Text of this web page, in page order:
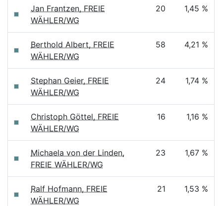
Jan Frantzen, FREIE
WÄHLER/WG
20 1,45 %
Berthold Albert, FREIE
WÄHLER/WG
58 4,21 %
Stephan Geier, FREIE
WÄHLER/WG
24 1,74 %
Christoph Göttel, FREIE
WÄHLER/WG
16 1,16 %
Michaela von der Linden,
FREIE WÄHLER/WG
23 1,67 %
Ralf Hofmann, FREIE
WÄHLER/WG
21 1,53 %